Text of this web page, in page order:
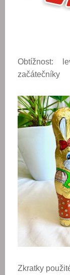
Obtížnost:
začátečníky
Zkratky